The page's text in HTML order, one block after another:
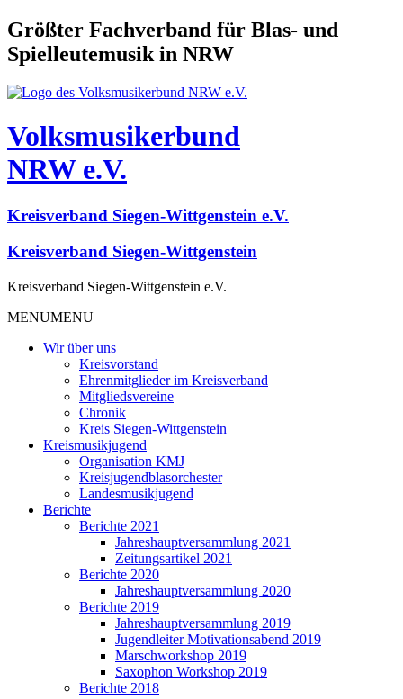
Größter Fachverband für Blas- und
Spielleutemusik in NRW
Volksmusikerbund
NRW e.V.
Kreisverband Siegen-Wittgenstein e.V.
Kreisverband Siegen-Wittgenstein
Kreisverband Siegen-Wittgenstein e.V.
MENUMENU
Wir über uns
Kreisvorstand
Ehrenmitglieder im Kreisverband
Mitgliedsvereine
Chronik
Kreis Siegen-Wittgenstein
Kreismusikjugend
Organisation KMJ
Kreisjugendblasorchester
Landesmusikjugend
Berichte
Berichte 2021
Jahreshauptversammlung 2021
Zeitungsartikel 2021
Berichte 2020
Jahreshauptversammlung 2020
Berichte 2019
Jahreshauptversammlung 2019
Jugendleiter Motivationsabend 2019
Marschworkshop 2019
Saxophon Workshop 2019
Berichte 2018